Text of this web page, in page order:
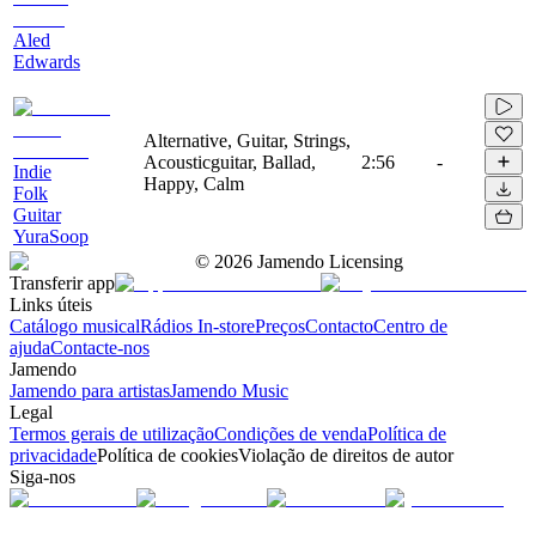
Aled
Edwards
Indie
Folk
Guitar
YuraSoop
Alternative, Guitar, Strings,
Acousticguitar, Ballad,
Happy, Calm
2:56 -
© 2026 Jamendo Licensing
Transferir app
Links úteis
Catálogo musicalRádios In-storePreçosContactoCentro de
ajudaContacte-nos
Jamendo
Jamendo para artistasJamendo Music
Legal
Termos gerais de utilizaçãoCondições de vendaPolítica de
privacidadePolítica de cookiesViolação de direitos de autor
Siga-nos